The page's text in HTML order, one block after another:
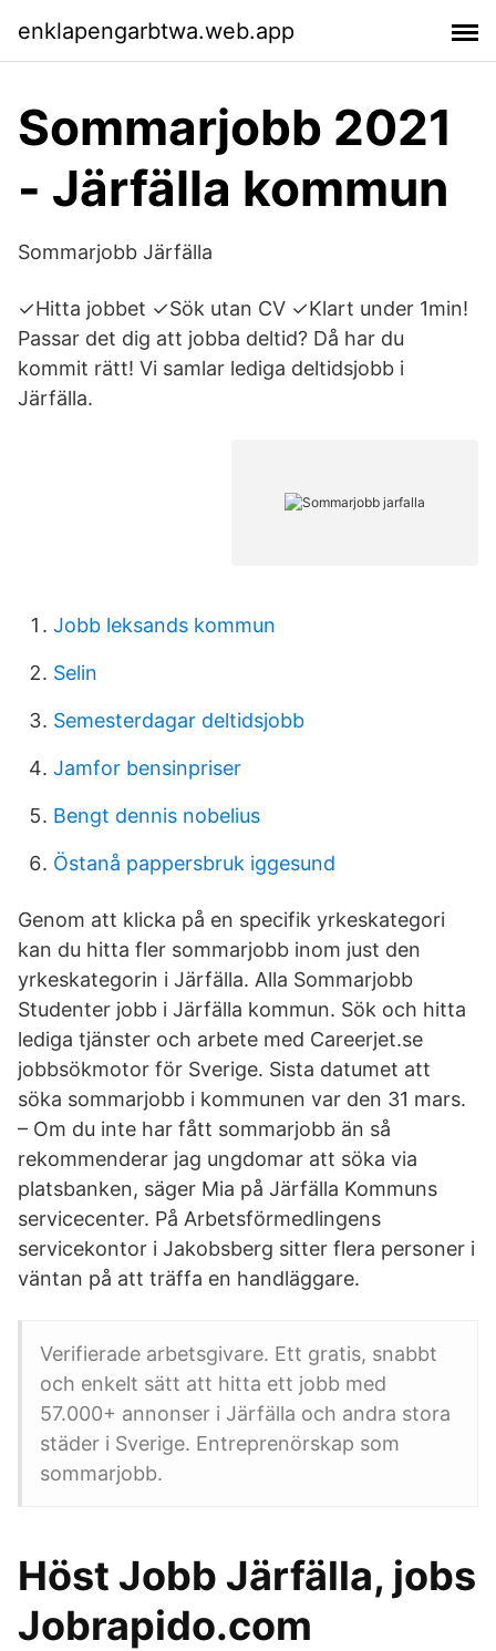
enklapengarbtwa.web.app
Sommarjobb 2021
- Järfälla kommun
Sommarjobb Järfälla
✓Hitta jobbet ✓Sök utan CV ✓Klart under 1min!
Passar det dig att jobba deltid? Då har du
kommit rätt! Vi samlar lediga deltidsjobb i
Järfälla.
Jobb leksands kommun
Selin
Semesterdagar deltidsjobb
Jamfor bensinpriser
Bengt dennis nobelius
Östanå pappersbruk iggesund
Genom att klicka på en specifik yrkeskategori
kan du hitta fler sommarjobb inom just den
yrkeskategorin i Järfälla. Alla Sommarjobb
Studenter jobb i Järfälla kommun. Sök och hitta
lediga tjänster och arbete med Careerjet.se
jobbsökmotor för Sverige. Sista datumet att
söka sommarjobb i kommunen var den 31 mars.
– Om du inte har fått sommarjobb än så
rekommenderar jag ungdomar att söka via
platsbanken, säger Mia på Järfälla Kommuns
servicecenter. På Arbetsförmedlingens
servicekontor i Jakobsberg sitter flera personer i
väntan på att träffa en handläggare.
Verifierade arbetsgivare. Ett gratis, snabbt
och enkelt sätt att hitta ett jobb med
57.000+ annonser i Järfälla och andra stora
städer i Sverige. Entre­prenör­skap som
sommarjobb.
Höst Jobb Järfälla, jobs
Jobrapido.com